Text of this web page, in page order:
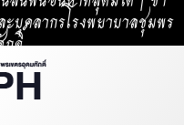
บุคลากรโรงพยาบาลชุมพร
กดิ์